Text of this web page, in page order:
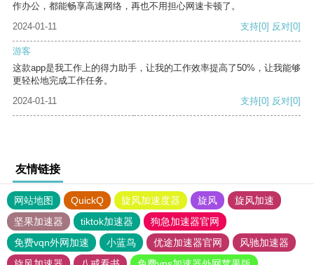
作办公，都能畅享高速网络，再也不用担心网速卡顿了。
2024-01-11
支持[0] 反对[0]
游客
这款app是我工作上的得力助手，让我的工作效率提高了50%，让我能够
更轻松地完成工作任务。
2024-01-11
支持[0] 反对[0]
友情链接
网站地图 QuickQ 旋风加速度器 旋风
旋风加速
坚果加速器
tiktok加速器
狗急加速器官网
免费vqn外网加速
小蓝鸟 优途加速器官网
风驰加速器